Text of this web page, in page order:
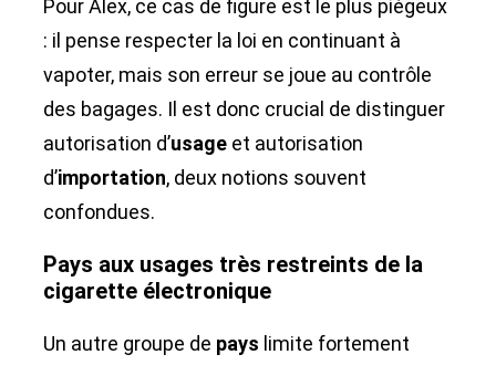
Pour Alex, ce cas de figure est le plus piégeux
: il pense respecter la loi en continuant à
vapoter, mais son erreur se joue au contrôle
des bagages. Il est donc crucial de distinguer
autorisation d’usage et autorisation
d’importation, deux notions souvent
confondues.
Pays aux usages très restreints de la
cigarette électronique
Un autre groupe de pays limite fortement